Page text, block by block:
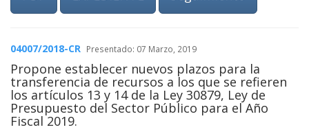
04007/2018-CR Presentado: 07 Marzo, 2019
Propone establecer nuevos plazos para la
transferencia de recursos a los que se refieren
los artículos 13 y 14 de la Ley 30879, Ley de
Presupuesto del Sector Público para el Año
Fiscal 2019.